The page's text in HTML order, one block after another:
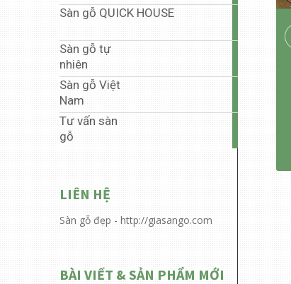
Sàn gỗ QUICK HOUSE
Sàn gỗ tự
nhiên
Sàn gỗ Việt
Nam
Tư vấn sàn
gỗ
LIÊN HỆ
Sàn gỗ đẹp - http://giasango.com
BÀI VIẾT & SẢN PHẨM MỚI